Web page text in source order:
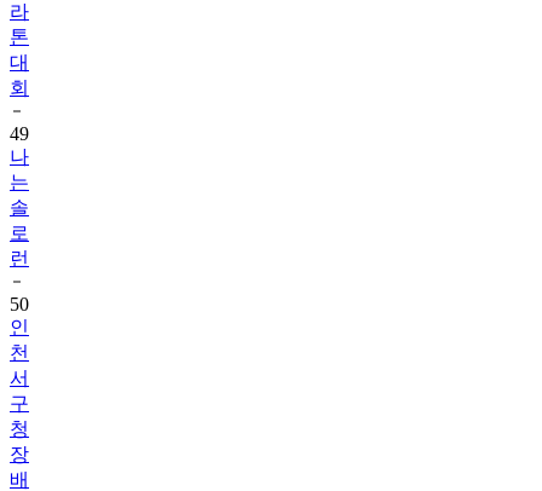
라
톤
대
회
49
나
는
솔
로
런
50
인
천
서
구
청
장
배